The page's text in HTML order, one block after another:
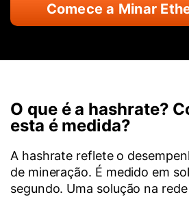
Comece a Minar
O que é a hashrate?
esta é medida?
A hashrate reflete o
de mineração. É medido em
segundo. Uma solução na